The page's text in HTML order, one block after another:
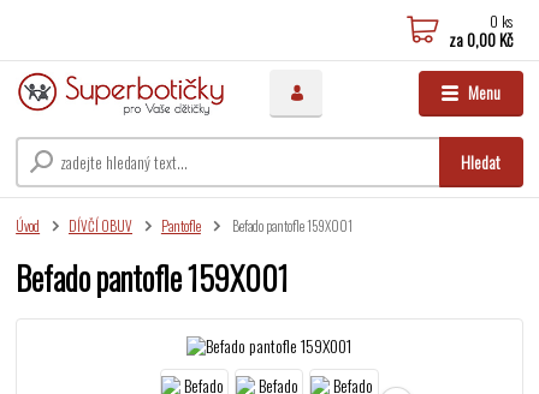
Menu
Hledat
0 ks
za0,00 Kč
Úvod DÍVČÍ OBUV Pantofle Befado pantofle 159X001
Befado pantofle 159X001